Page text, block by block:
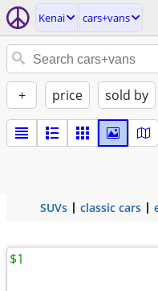
Kenai cars+vans
+ price sold by
SUVs classic cars
$1